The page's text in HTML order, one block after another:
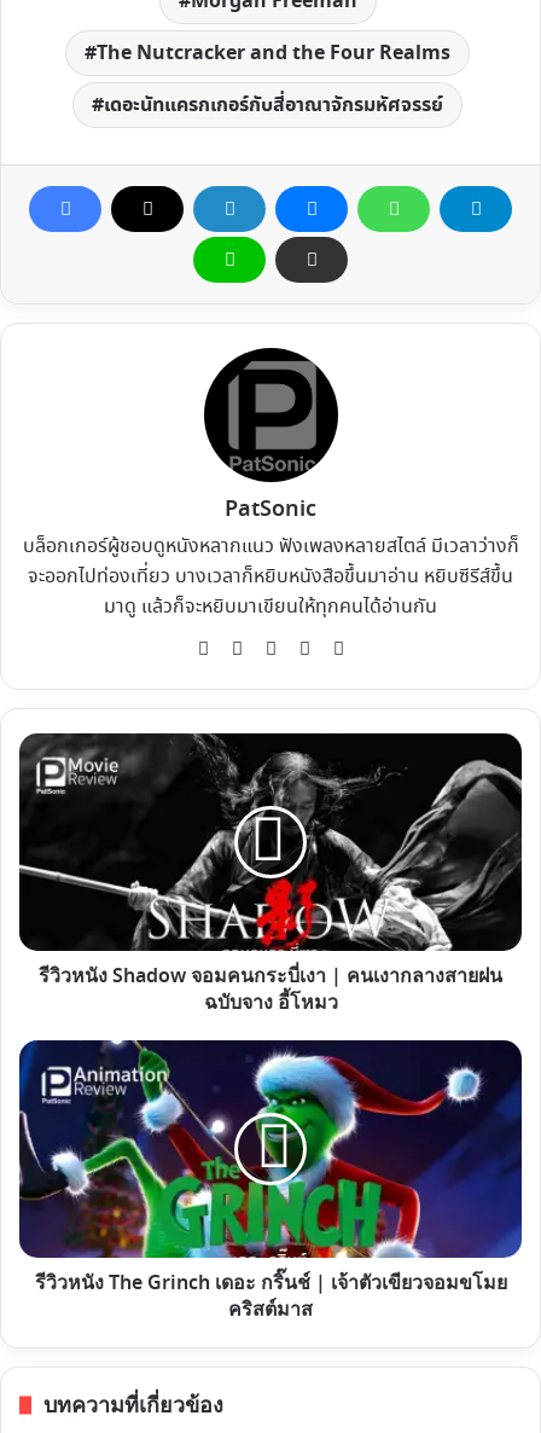
The Nutcracker and the Four Realms
เดอะนัทแครกเกอร์กับสี่อาณาจักรมหัศจรรย์
PatSonic
บล็อกเกอร์ผู้ชอบดูหนังหลากแนว ฟังเพลงหลายสไตล์ มีเวลาว่างก็
จะออกไปท่องเที่ยว บางเวลาก็หยิบหนังสือขึ้นมาอ่าน หยิบซีรีส์ขึ้น
มาดู แล้วก็จะหยิบมาเขียนให้ทุกคนได้อ่านกัน
WebsiteFacebook
X YouTube
รีวิว
หนัง
คน
เงา
กลาง
สาย
ฝน
ฉบับ
จาง
อี้
รีวิวหนัง Shadow จอมคนกระบี่เงา | คนเงากลางสายฝน
ฉบับจาง อี้โหมว
รีวิว
หนัง
The
Grinch
เดอะ
กริ๊นช์
|
เจ้า
จอม
คริสต์มาส
รีวิวหนัง The Grinch เดอะ กริ๊นช์ | เจ้าตัวเขียวจอมขโมย
คริสต์มาส
บทความที่เกี่ยวข้อง